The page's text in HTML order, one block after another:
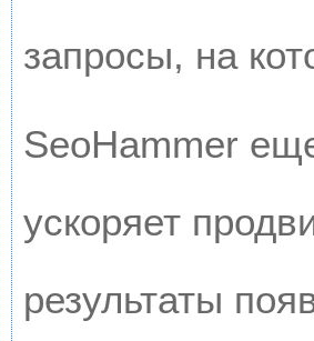
запросы, на
SeoHammer
ускоряет
результаты